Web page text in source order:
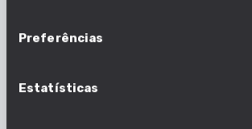
Preferências
Estatísticas